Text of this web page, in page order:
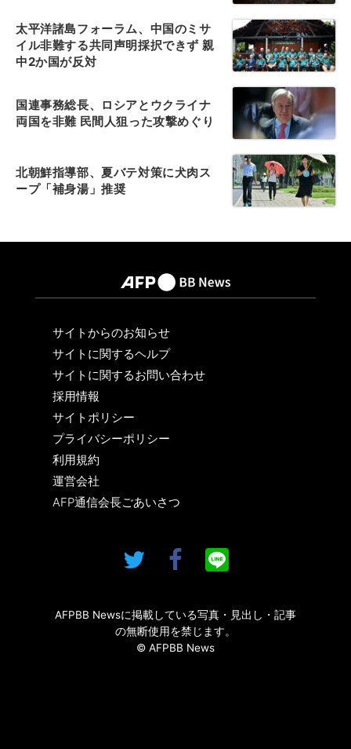
太平洋諸島フォーラム、中国のミサ
イル非難する共同声明採択できず 親
中2か国が反対
国連事務総長、ロシアとウクライナ
両国を非難 民間人狙った攻撃めぐり
北朝鮮指導部、夏バテ対策に犬肉ス
ープ「補身湯」推奨
サイトからのお知らせ
サイトに関するヘルプ
サイトに関するお問い合わせ
採用情報
サイトポリシー
プライバシーポリシー
利用規約
運営会社
AFP通信会長ごあいさつ
AFPBB Newsに掲載している写真・見出し・記事
の無断使用を禁じます。
© AFPBB News